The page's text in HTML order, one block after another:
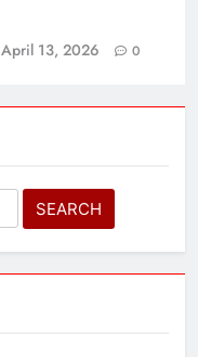
April 13, 2026 0